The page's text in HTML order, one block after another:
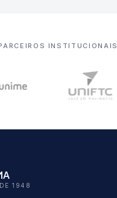
INSTITUCIONAIS
1948